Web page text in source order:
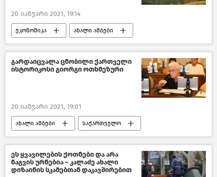
20 იანვარი 2021, 19:14
ეკონომიკა ახალი ამბები
საქართველოს ეკონომიკა
საქართველო
გარდაიცვალა ცნობილი ქართველი
ისტორიკოსი გიორგი ოთხმეზური
20 იანვარი 2021, 19:01
ახალი ამბები საქართველო
კულტურა საქართველოში
ეს ყვავილების ქოთნები და არა
ნაგვის ურნებია – კალაძე ახალი
დიზაინის სკამებთან დაკავშირებით